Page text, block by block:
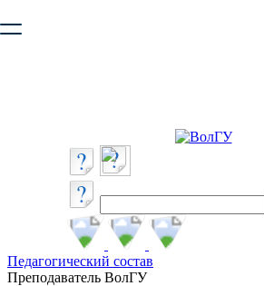
безопасную работу с сайтом. Пожалуйста
Педагогический состав
Преподаватель ВолГУ